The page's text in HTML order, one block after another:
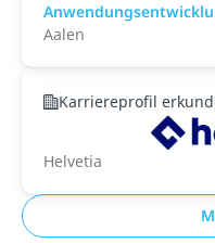
Aalen
Karriereprofil
Helvetia